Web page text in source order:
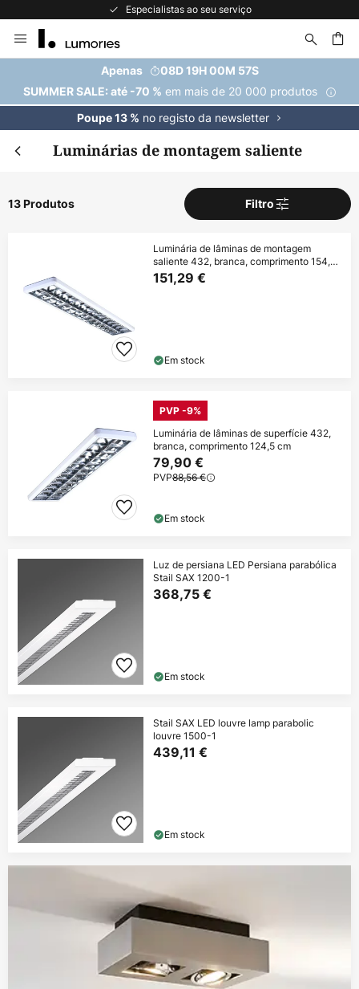
Especialistas ao seu serviço
para
Conteúdo
Apenas
08D 19H 00M 56S
SUMMER SALE: até -70 % em mais de 20 000 produtos
Poupe 13 % no registo da newsletter
Luminárias de montagem saliente
13 Produtos Filtro
Luminária de lâminas de montagem
saliente 432, branca, comprimento 154,5
cm
151,29 €
Em stock
PVP -9%
Luminária de lâminas de superfície 432,
branca, comprimento 124,5 cm
79,90 €
PVP88,56 €
Em stock
Luz de persiana LED Persiana parabólica
Stail SAX 1200-1
368,75 €
Em stock
Stail SAX LED louvre lamp parabolic
louvre 1500-1
439,11 €
Em stock